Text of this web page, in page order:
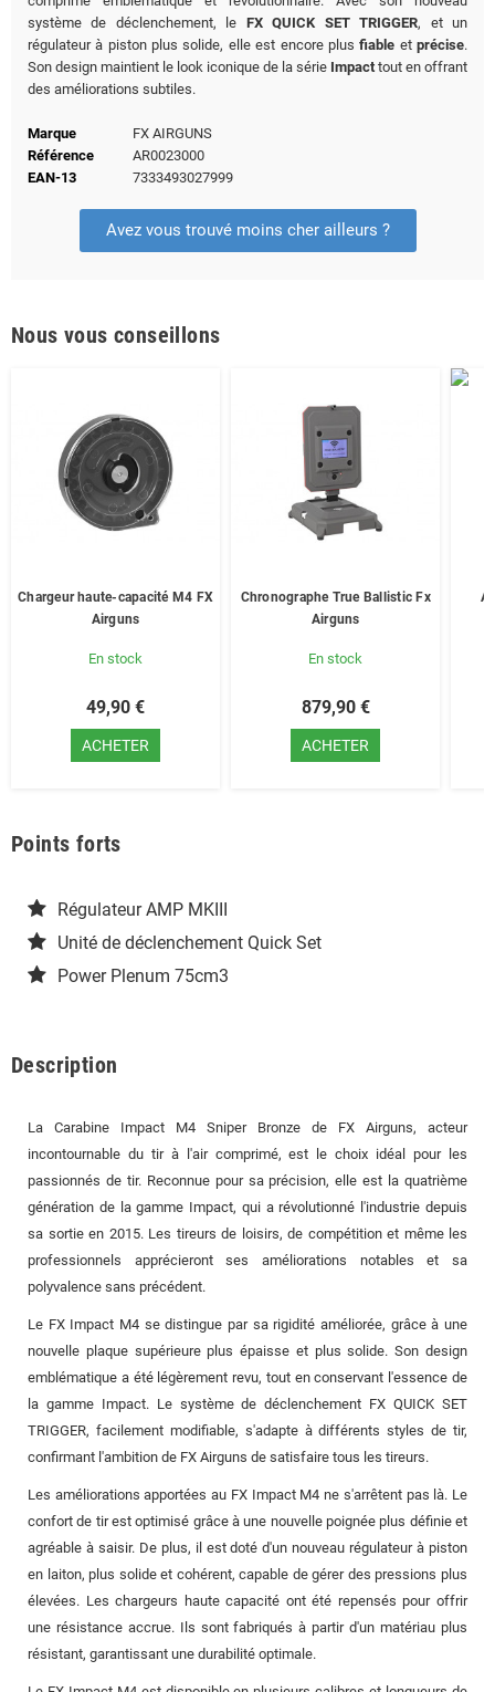
système de déclenchement, le FX QUICK SET TRIGGER, et un
régulateur à piston plus solide, elle est encore plusfiable etprécise.
Son design maintient le look iconique de la série Impact tout en offrant
des améliorations subtiles.
Marque
FX AIRGUNS
Référence
AR0023000
EAN-13
7333493027999
Avez vous trouvé moins cher ailleurs ?
Nous vous conseillons
Chargeur haute-capacité M4 FX
Airguns
En stock
49,90 €
ACHETER
Chronographe True Ballistic Fx
Airguns
En stock
879,90 €
ACHETER
Points forts
Régulateur AMP MKIII
Unité de déclenchement Quick Set
Power Plenum 75cm3
Description
La Carabine Impact M4 Sniper Bronze de FX Airguns, acteur
incontournable du tir à l'air comprimé, est le choix idéal pour les
passionnés de tir. Reconnue pour sa précision, elle est la quatrième
génération de la gamme Impact, qui a révolutionné l'industrie depuis
sa sortie en 2015. Les tireurs de loisirs, de compétition et même les
professionnels apprécieront ses améliorations notables et sa
polyvalence sans précédent.
Le FX Impact M4 se distingue par sa rigidité améliorée, grâce à une
nouvelle plaque supérieure plus épaisse et plus solide. Son design
emblématique a été légèrement revu, tout en conservant l'essence de
la gamme Impact. Le système de déclenchement FX QUICK SET
TRIGGER, facilement modifiable, s'adapte à différents styles de tir,
confirmant l'ambition de FX Airguns de satisfaire tous les tireurs.
Les améliorations apportées au FX Impact M4 ne s'arrêtent pas là. Le
confort de tir est optimisé grâce à une nouvelle poignée plus définie et
agréable à saisir. De plus, il est doté d'un nouveau régulateur à piston
en laiton, plus solide et cohérent, capable de gérer des pressions plus
élevées. Les chargeurs haute capacité ont été repensés pour offrir
une résistance accrue. Ils sont fabriqués à partir d'un matériau plus
résistant, garantissant une durabilité optimale.